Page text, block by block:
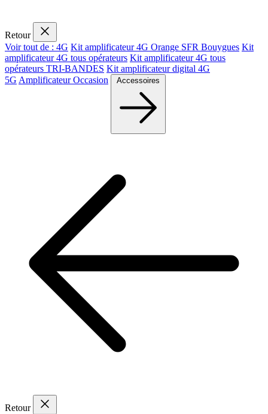
Retour
Voir tout de : 4G Kit amplificateur 4G Orange SFR Bouygues Kit
amplificateur 4G tous opérateurs Kit amplificateur 4G tous
opérateurs TRI-BANDES Kit amplificateur digital 4G
5G Amplificateur Occasion Accessoires
Retour